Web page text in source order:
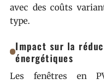
avec des coûts
type.
Impact sur la
énergétiques
Les fenêtres en